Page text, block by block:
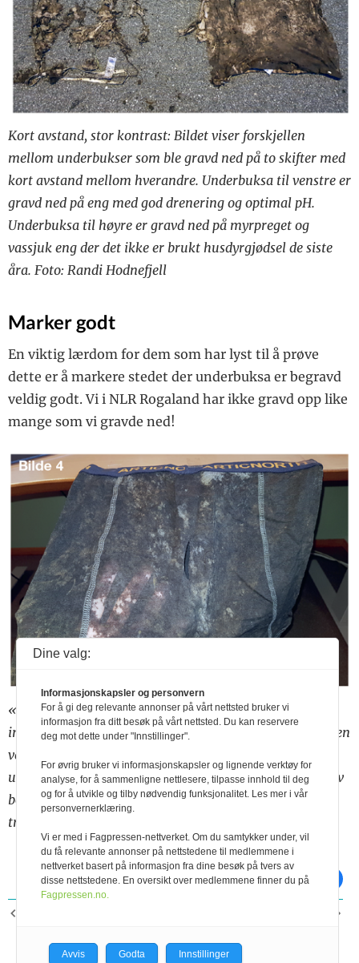
Kort avstand, stor kontrast: Bildet viser forskjellen
mellom underbukser som ble gravd ned på to skifter med
kort avstand mellom hverandre. Underbuksa til venstre er
gravd ned på eng med god drenering og optimal pH.
Underbuksa til høyre er gravd ned på myrpreget og
vassjuk eng der det ikke er brukt husdyrgjødsel de siste
åra. Foto: Randi Hodnefjell
Marker godt
En viktig lærdom for dem som har lyst til å prøve
dette er å markere stedet der underbuksa er begravd
veldig godt. Vi i NLR Rogaland har ikke gravd opp like
mange som vi gravde ned!
«Tynnspist»: Underbukse gravd ned på jord brukt til
intensiv grønnsaksdyrking. Da vi gravde denne opp så den
ved første øyekast uberørt ut, men ved nærmere
undersøkelser ser vi at det har vært god aktivitet. Mye av
bomullen er spist opp. Det kan se ut som jordlivet trives
tross mye forstyrrelser. Foto: Randi Hodnefjell
Aasgård
Dine valg:
Informasjonskapsler og personvern
For å gi deg relevante annonser på vårt nettsted bruker vi
informasjon fra ditt besøk på vårt nettsted. Du kan reservere
deg mot dette under "Innstillinger".
For øvrig bruker vi informasjonskapsler og lignende verktøy for
analyse, for å sammenligne nettlesere, tilpasse innhold til deg
og for å utvikle og tilby nødvendig funksjonalitet. Les mer i vår
personvernerklæring.
Vi er med i Fagpressen-nettverket. Om du samtykker under, vil
du få relevante annonser på nettstedene til medlemmene i
nettverket basert på informasjon fra dine besøk på tvers av
disse nettstedene. En oversikt over medlemmene finner du på
Fagpressen.no.
Avvis Godta Innstillinger